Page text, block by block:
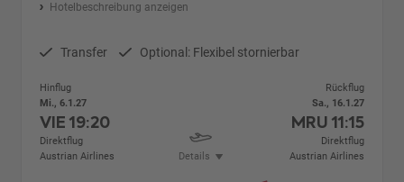
Hotelbeschreibung anzeigen
Transfer Optional: Flexibel stornierbar
Hinflug
Mi., 6.1.27
VIE19:20
Direktflug
Austrian Airlines
Details
Rückflug
Sa., 16.1.27
MRU 11:15
Direktflug
Austrian Airlines